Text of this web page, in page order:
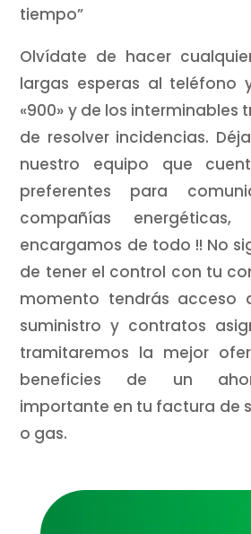
tiempo”
Olvídate de hacer
largas esperas al teléfono
«900» y de los interminables
de resolver incidencias.
nuestro equipo que
preferentes para
compañías
encargamos de todo !! No
de tener el control con tu
momento tendrás acceso
suministro y contratos
tramitaremos la mejor
beneficies de un
importante en tu factura de
o gas.